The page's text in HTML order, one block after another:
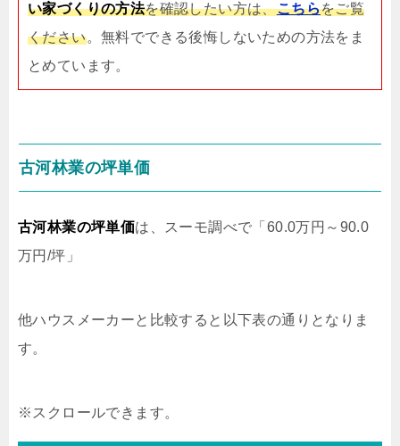
い家づくりの方法を確認したい方は、こちらをご覧
ください。無料でできる後悔しないための方法をま
とめています。
古河林業の坪単価
古河林業の坪単価は、スーモ調べで「60.0万円～90.0
万円/坪」
他ハウスメーカーと比較すると以下表の通りとなりま
す。